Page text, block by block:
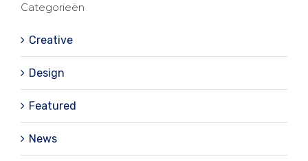
Categorieën
Creative
Design
Featured
News